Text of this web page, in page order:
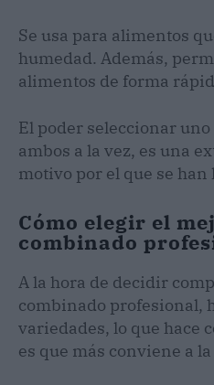
Se usa para alimentos
humedad. Además,
alimentos de forma
El poder seleccionar
ambos a la vez, es una
motivo por el que se
Cómo elegir el
combinado
A la hora de decidir
combinado profesional,
variedades, lo que hace
es que más conviene a